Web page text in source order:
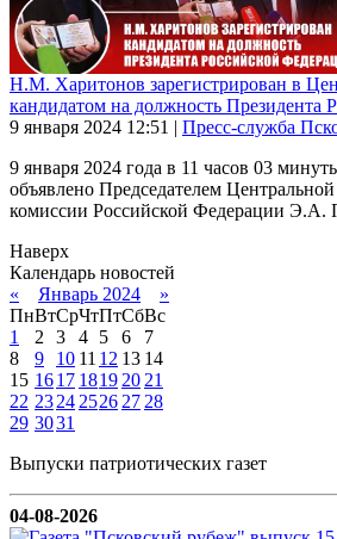
Н.М. Харитонов зарегистрирован в
кандидатом на должность Президента
9 января 2024 12:51 | Пресс-служба
9 января 2024 года в 11 часов 03
объявлено Председателем
комиссии Российской Федерации Э.А.
Наверх
Календарь новостей
«
Январь 2024
»
ПнВтСрЧтПтСбВс
1
2 3 4 5 6
7
8
9 10 11 12 13 14
15 1617 1819 20 21
22 2324 2526 27 28
29 3031
Выпуски патриотических газет
04-08-2026